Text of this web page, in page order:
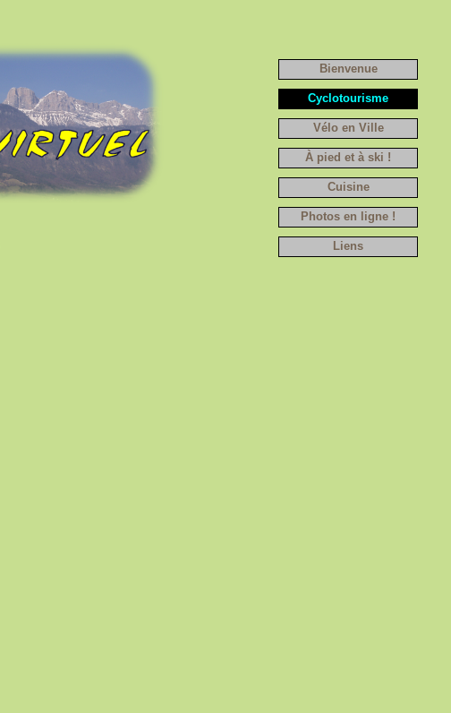
Bienvenue
Cyclotourisme
Vélo en Ville
À pied et à ski !
Cuisine
Photos en ligne !
Liens